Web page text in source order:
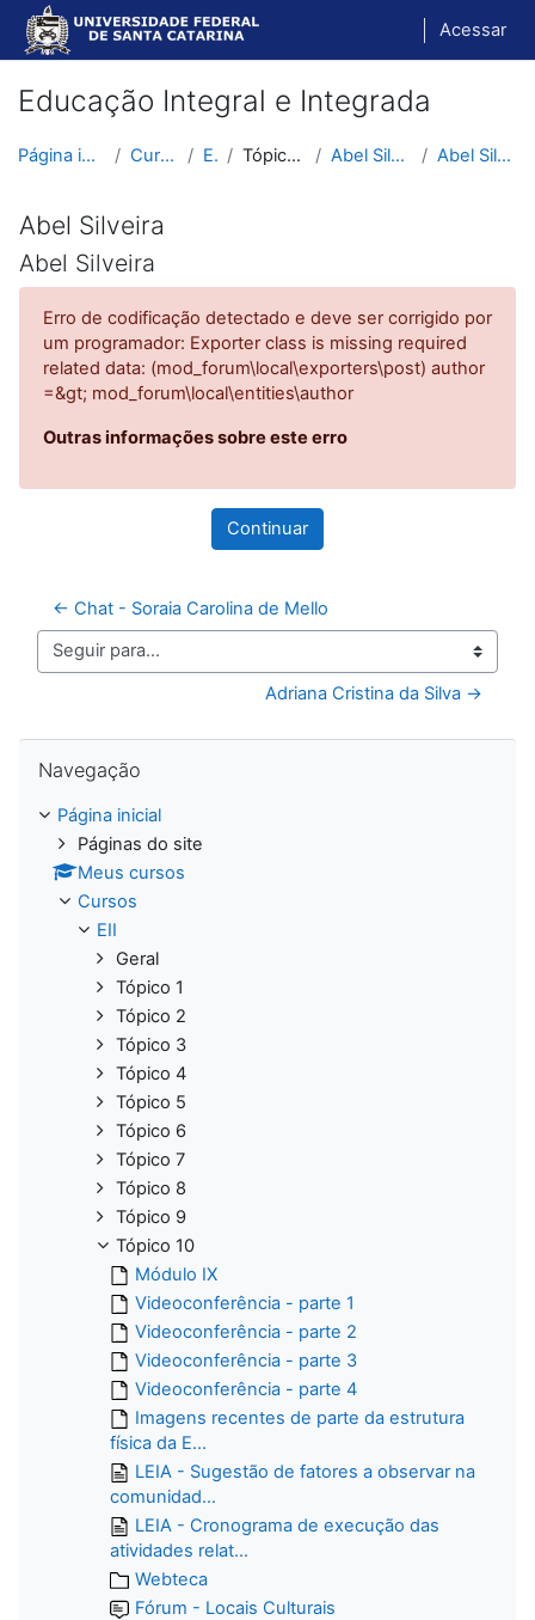
Ir para o conteúdo principal
Acessar
Educação Integral e Integrada
Página inicial Cursos EII Tópico 10 Abel Silveira Abel Silveira
Abel Silveira
Abel Silveira
Erro de codificação detectado e deve ser corrigido por
um programador: Exporter class is missing required
related data: (mod_forum\local\exporters\post) author
=&gt; mod_forum\local\entities\author
Outras informações sobre este erro
Continuar
← Chat - Soraia Carolina de Mello
Seguir para...
Adriana Cristina da Silva →
Navegação
Página inicial
Páginas do site
Meus cursos
Cursos
EII
Geral
Tópico 1
Tópico 2
Tópico 3
Tópico 4
Tópico 5
Tópico 6
Tópico 7
Tópico 8
Tópico 9
Tópico 10
Módulo IX
Videoconferência - parte 1
Videoconferência - parte 2
Videoconferência - parte 3
Videoconferência - parte 4
Imagens recentes de parte da estrutura
física da E...
LEIA - Sugestão de fatores a observar na
comunidad...
LEIA - Cronograma de execução das
atividades relat...
Webteca
Fórum - Locais Culturais